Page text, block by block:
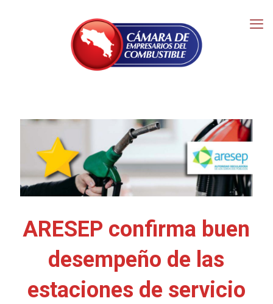
ARESEP confirma buen
desempeño de las
estaciones de servicio